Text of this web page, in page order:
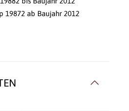
19872 ab Baujahr 2012